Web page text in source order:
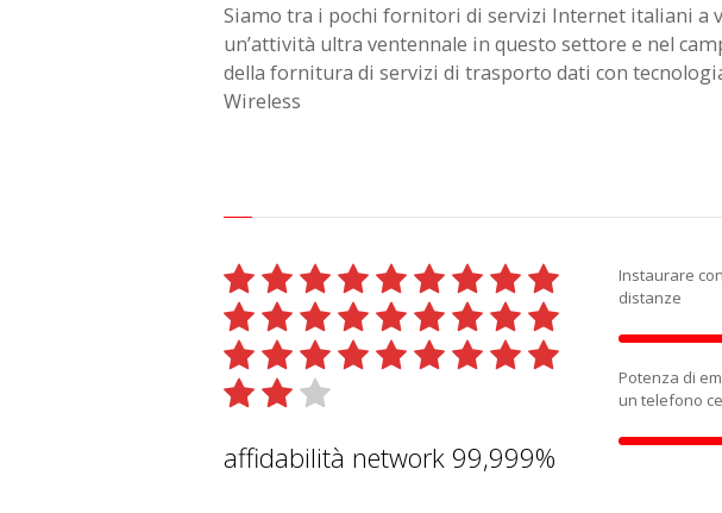
Siamo tra i pochi fornitori di servizi Internet italiani a
un’attività ultra ventennale in questo settore e nel
della fornitura di servizi di trasporto dati con
Wireless
affidabilità network 99,999%
Instaurare
distanze
Potenza di
un telefono